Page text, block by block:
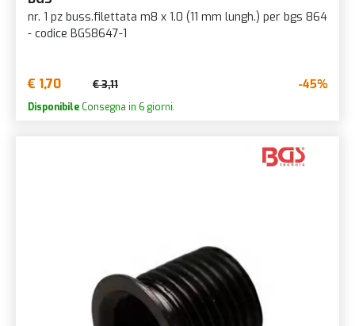
nr. 1 pz buss.filettata m8 x 1.0 (11 mm lungh.) per bgs 864
- codice BGS8647-1
€ 1,70 € 3,11 -45%
Disponibile Consegna in 6 giorni.